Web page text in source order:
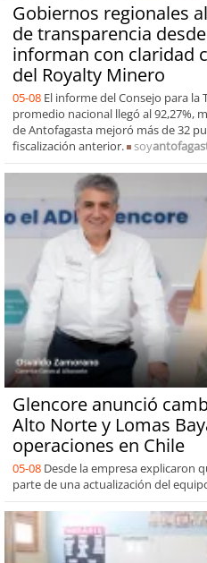
Gobiernos regionales
de transparencia
informan con claridad
del Royalty Minero
05-08 El informe del Consejo para la
promedio nacional llegó al 92,27%,
de Antofagasta mejoró más de 32
fiscalización anterior.
soy
Glencore anunció
Alto Norte y Lomas
operaciones en Chile
05-08 Desde la empresa explicaron
parte de una actualización del